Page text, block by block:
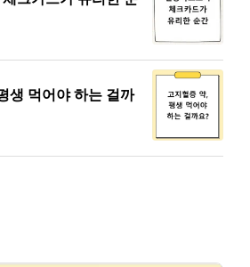
생 먹어야 하는 걸까